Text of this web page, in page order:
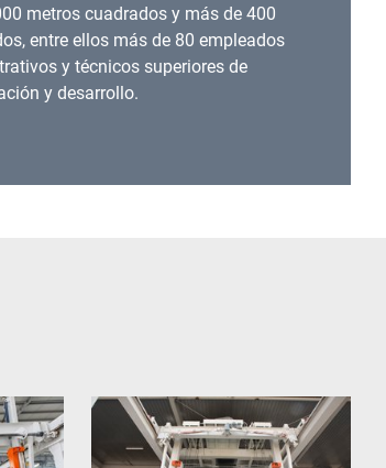
metros cuadrados y más de 400
entre ellos más de 80 empleados
y técnicos superiores de
y desarrollo.